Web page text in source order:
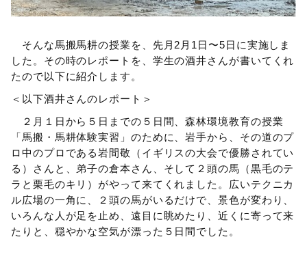
そんな馬搬馬耕の授業を、先月2月1日〜5日に実施しま
した。その時のレポートを、学生の酒井さんが書いてくれ
たので以下に紹介します。
＜以下酒井さんのレポート＞
２月１日から５日までの５日間、森林環境教育の授業
「馬搬・馬耕体験実習」のために、岩手から、その道のプ
ロ中のプロである岩間敬（イギリスの大会で優勝されてい
る）さんと、弟子の倉本さん、そして２頭の馬（黒毛のテ
ラと栗毛のキリ）がやって来てくれました。広いテクニカ
ル広場の一角に、２頭の馬がいるだけで、景色が変わり、
いろんな人が足を止め、遠目に眺めたり、近くに寄って来
たりと、穏やかな空気が漂った５日間でした。